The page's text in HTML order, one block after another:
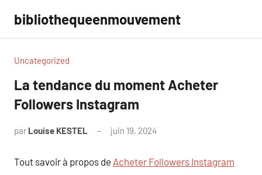
contenu
bibliothequeenmouvement
Uncategorized
La tendance du moment Acheter
Followers Instagram
par Louise KESTEL juin 19, 2024
Tout savoir à propos de Acheter Followers Instagram